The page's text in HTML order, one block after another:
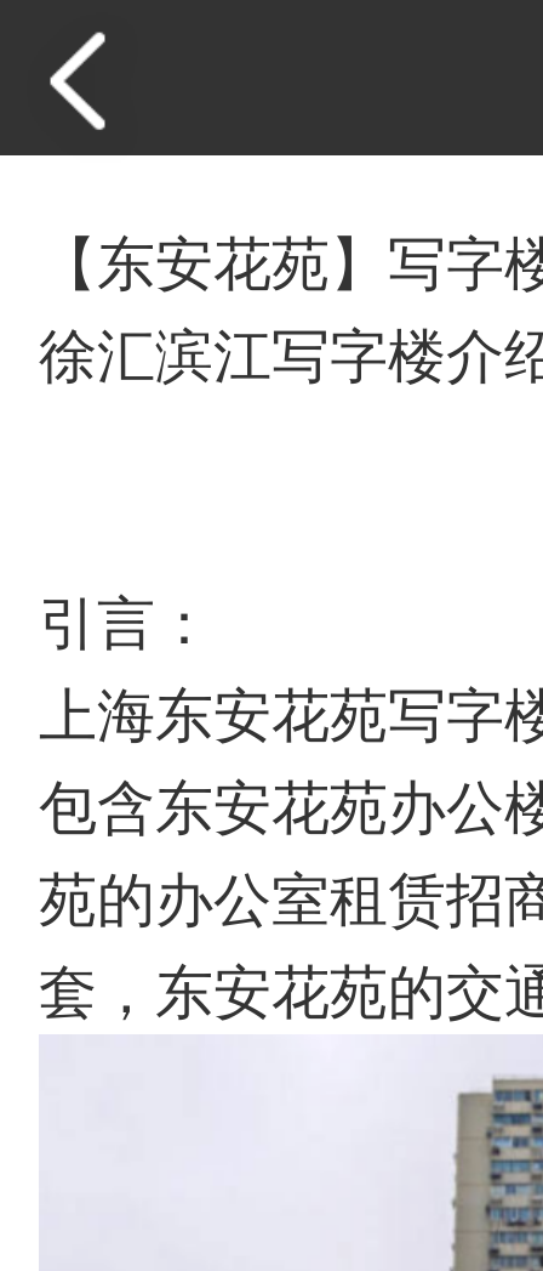
【东安花苑】写
徐汇滨江写字楼介
引言：
上海东安花苑写字
包含东安花苑办公
苑的办公室租赁招
套，东安花苑的交